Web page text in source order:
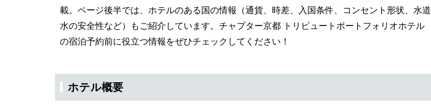
載。ページ後半では、ホテルのある国の情報（通貨、時差、入国条件、コンセント形状、水道
水の安全性など）もご紹介しています。チャプター京都 トリビュートポートフォリオホテル
の宿泊予約前に役立つ情報をぜひチェックしてください！
ホテル概要